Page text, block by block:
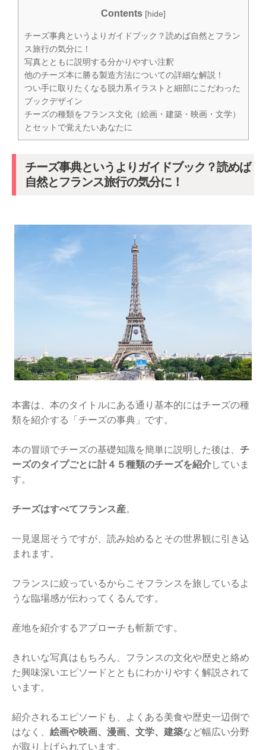
Contents [hide]
チーズ事典というよりガイドブック？読めば自然とフラン
ス旅行の気分に！
写真とともに説明する分かりやすい注釈
他のチーズ本に勝る製造方法についての詳細な解説！
つい手に取りたくなる脱力系イラストと細部にこだわった
ブックデザイン
チーズの種類をフランス文化（絵画・建築・映画・文学）
とセットで覚えたいあなたに
チーズ事典というよりガイドブック？読めば
自然とフランス旅行の気分に！
本書は、本のタイトルにある通り基本的にはチーズの種
類を紹介する「チーズの事典」です。
本の冒頭でチーズの基礎知識を簡単に説明した後は、 チ
ーズのタイプごとに計４５種類のチーズを紹介していま
す。
チーズはすべてフランス産。
一見退屈そうですが、読み始めるとその世界観に引き込
まれます。
フランスに絞っているからこそフランスを旅しているよ
うな臨場感が伝わってくるんです。
産地を紹介するアプローチも斬新です。
きれいな写真はもちろん、フランスの文化や歴史と絡め
た興味深いエピソードとともにわかりやすく解説されて
います。
紹介されるエピソードも、よくある美食や歴史一辺倒で
はなく、 絵画や映画、漫画、文学、建築など幅広い分野
が取り上げられています。